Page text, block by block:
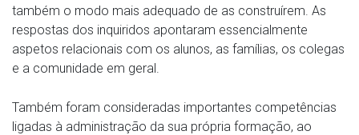
também o modo mais adequado de as construírem. As
respostas dos inquiridos apontaram essencialmente
aspetos relacionais com os alunos, as famílias, os colegas
e a comunidade em geral.
Também foram consideradas importantes competências
ligadas à administração da sua própria formação, ao